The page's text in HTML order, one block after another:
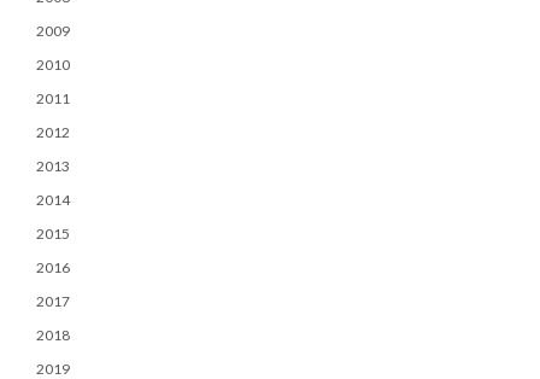
2009
2010
2011
2012
2013
2014
2015
2016
2017
2018
2019